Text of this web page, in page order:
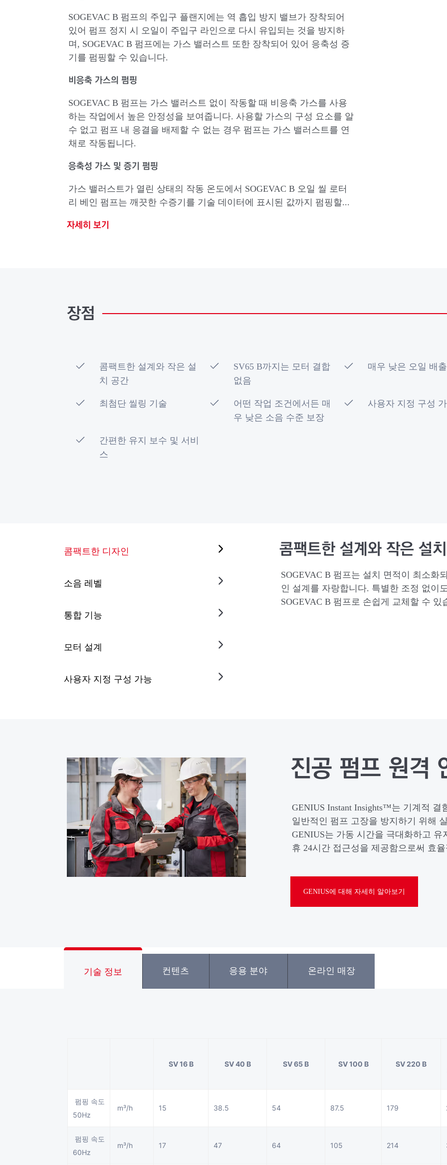
SOGEVAC B 펌프의 주입구 플랜지에는 역 흡입 방지 밸브가 장착되어
있어 펌프 정지 시 오일이 주입구 라인으로 다시 유입되는 것을 방지하
며, SOGEVAC B 펌프에는 가스 밸러스트 또한 장착되어 있어 응축성 증
기를 펌핑할 수 있습니다.
비응축 가스의 펌핑
SOGEVAC B 펌프는 가스 밸러스트 없이 작동할 때 비응축 가스를 사용
하는 작업에서 높은 안정성을 보여줍니다. 사용할 가스의 구성 요소를 알
수 없고 펌프 내 응결을 배제할 수 없는 경우 펌프는 가스 밸러스트를 연
채로 작동됩니다.
응축성 가스 및 증기 펌핑
가스 밸러스트가 열린 상태의 작동 온도에서 SOGEVAC B 오일 씰 로터
리 베인 펌프는 깨끗한 수증기를 기술 데이터에 표시된 값까지 펌핑할...
자세히 보기
장점
콤팩트한 설계와 작은 설
치 공간
SV65 B까지는 모터 결합
없음
매우 낮은 오일 배
최첨단 씰링 기술
어떤 작업 조건에서든 매
우 낮은 소음 수준 보장
사용자 지정 구성
간편한 유지 보수 및 서비
스
콤팩트한 디자인
소음 레벨
통합 기능
모터 설계
사용자 지정 구성 가능
콤팩트한 설계와 작은 설
SOGEVAC B 펌프는 설치 면적이 최소화
인 설계를 자랑합니다. 특별한 조정 없이
SOGEVAC B 펌프로 손쉽게 교체할 수 있
진공 펌프 원격
GENIUS Instant Insights™는 기계적
일반적인 펌프 고장을 방지하기 위해
GENIUS는 가동 시간을 극대화하고
휴 24시간 접근성을 제공함으로써 효
GENIUS에 대해 자세히 알아보기
기술 정보 컨텐츠 응용 분야 온라인 매장
SV 16 B SV 40 B SV 65 B SV 100 B SV 220 B
펌핑 속도
50Hz
m³/h 15 38.5 54 87.5 179
펌핑 속도
60Hz
m³/h 17 47 64 105 214